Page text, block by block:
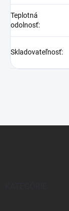
Teplotná
odolnosť:
Skladovateľnosť: